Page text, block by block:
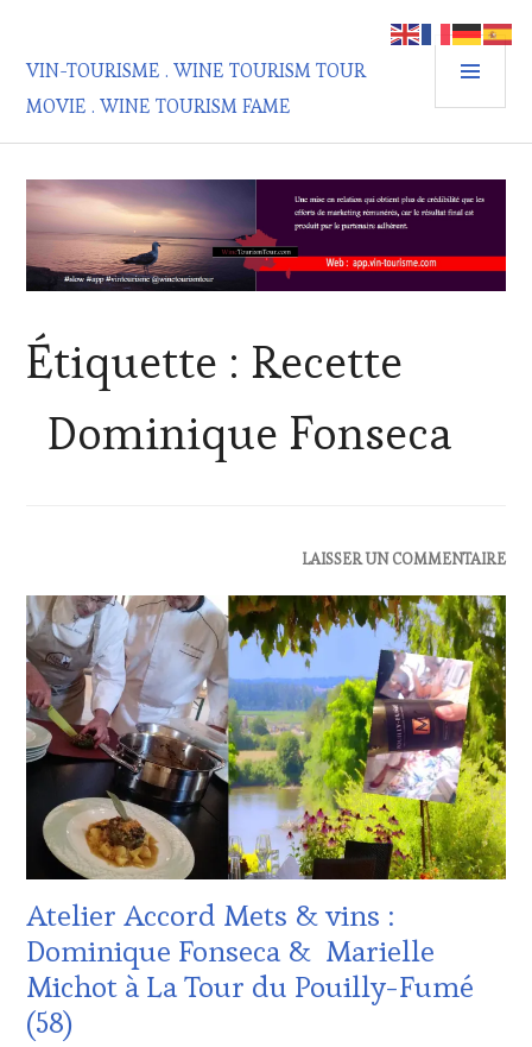
contenu
principal
VIN-TOURISME . WINE TOURISM TOUR
MOVIE . WINE TOURISM FAME
Étiquette : Recette
Dominique Fonseca
LES
CLÉS
DU
VIN
ET
DE
LA
HAUTE
GASTRONOMIE
FRANÇAISE,
INVITATIONS
WINE
TASTING ,
MÉDIAS,
PRESSE
ÉCRITE,
RADIO,
LAISSER UN COMMENTAIRE
Atelier Accord Mets & vins :
Dominique Fonseca & Marielle
Michot à La Tour du Pouilly-Fumé
(58)